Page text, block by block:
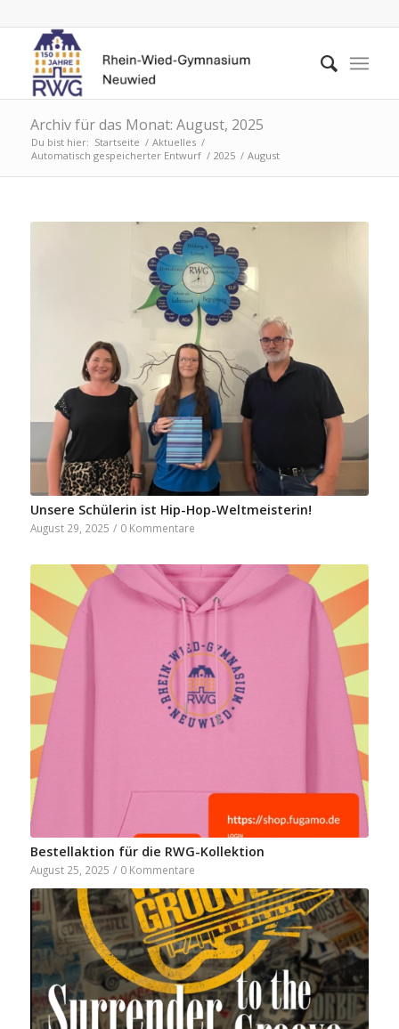
Archiv für das Monat: August, 2025
Du bist hier: Startseite / Aktuelles /
Automatisch gespeicherter Entwurf / 2025 / August
Unsere Schülerin ist Hip-Hop-Weltmeisterin!
August 29, 2025 / 0 Kommentare
Bestellaktion für die RWG-Kollektion
August 25, 2025 / 0 Kommentare